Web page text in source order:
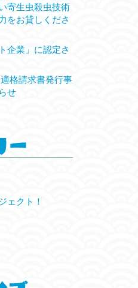
寄生虫殺虫技術
をお貸しくださ
企業」に認定さ
格請求書発行事
せ
ェクト！